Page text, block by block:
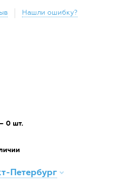
Нашли ошибку?
0 шт.
Петербург